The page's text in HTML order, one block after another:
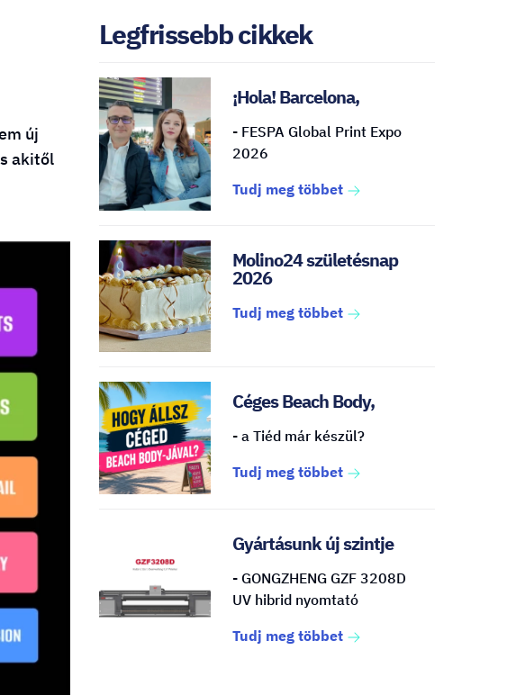
új
akitől
Legfrissebb cikkek
¡Hola! Barcelona,
- FESPA Global Print Expo
2026
Tudj meg többet
Molino24 születésnap
2026
Tudj meg többet
Céges Beach Body,
- a Tiéd már készül?
Tudj meg többet
Gyártásunk új szintje
- GONGZHENG GZF 3208D
UV hibrid nyomtató
Tudj meg többet